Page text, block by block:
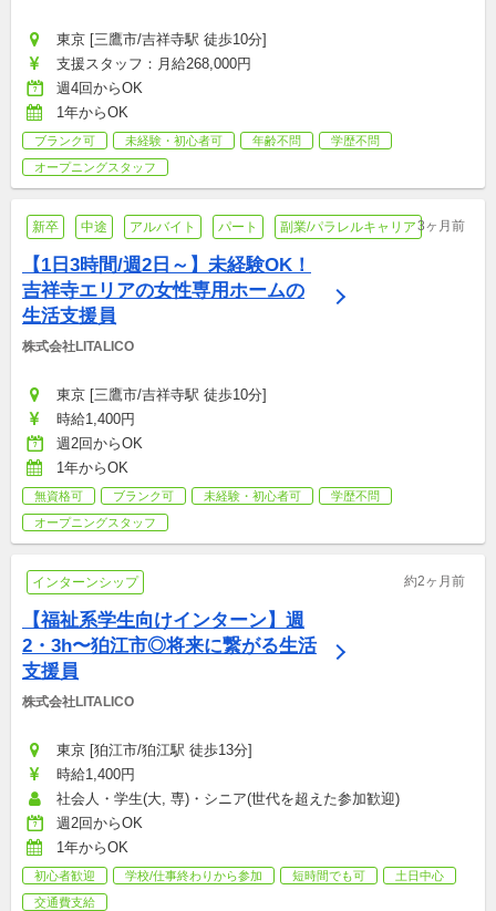
東京 [三鷹市/吉祥寺駅 徒歩10分]
支援スタッフ：月給268,000円
週4回からOK
1年からOK
ブランク可 未経験・初心者可 年齢不問
学歴不問
オープニングスタッフ
新卒 中途 アルバイト パート 副業/パラレルキャリア3ヶ月前
【1日3時間/週2日～】未経験OK！
吉祥寺エリアの女性専用ホームの
生活支援員
株式会社LITALICO
東京 [三鷹市/吉祥寺駅 徒歩10分]
時給1,400円
週2回からOK
1年からOK
無資格可 ブランク可 未経験・初心者可
学歴不問
オープニングスタッフ
インターンシップ 約2ヶ月前
【福祉系学生向けインターン】週
2・3h〜狛江市◎将来に繋がる生活
支援員
株式会社LITALICO
東京 [狛江市/狛江駅 徒歩13分]
時給1,400円
社会人・学生(大, 専)・シニア(世代を超えた参加歓迎)
週2回からOK
1年からOK
初心者歓迎 学校/仕事終わりから参加 短時間でも可
土日中心
交通費支給